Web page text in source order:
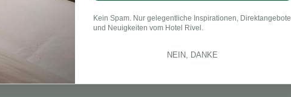
Kein Spam. Nur gelegentliche Inspirationen, Direktangebote
und Neuigkeiten vom Hotel Rivel.
NEIN, DANKE